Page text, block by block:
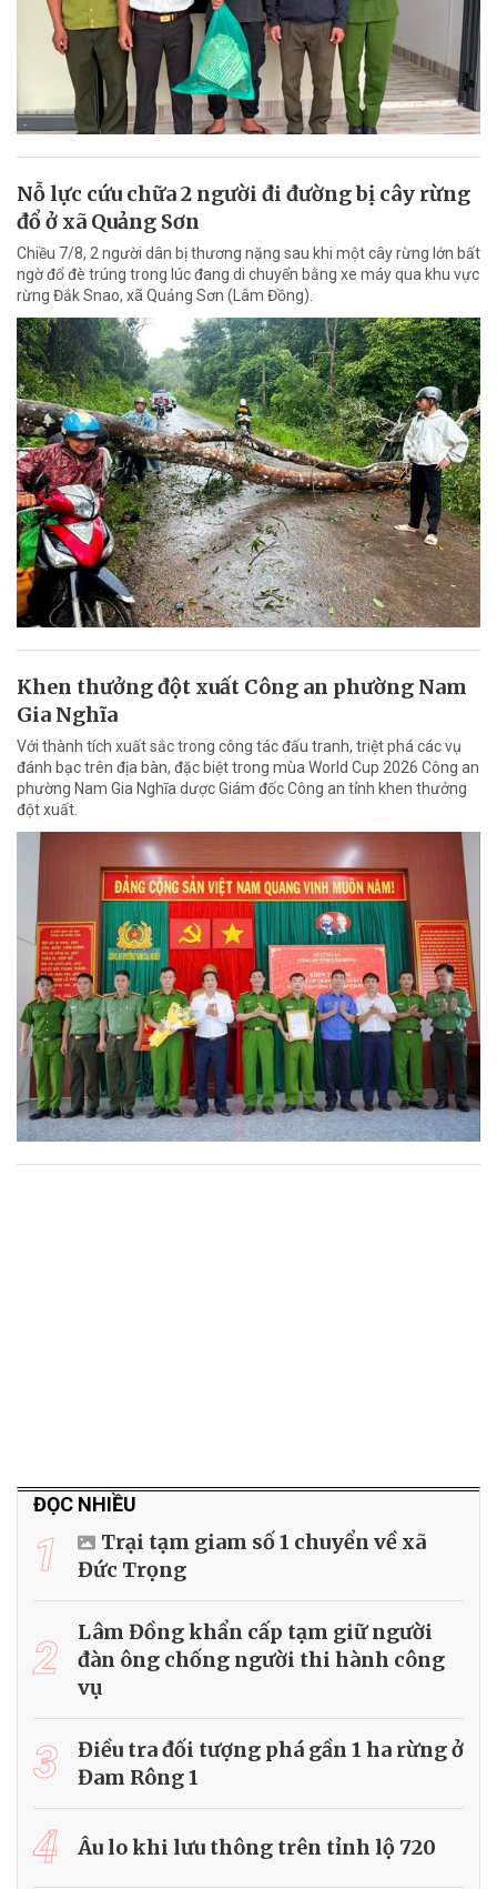
Nỗ lực cứu chữa 2 người đi đường bị cây rừng
đổ ở xã Quảng Sơn
Chiều 7/8, 2 người dân bị thương nặng sau khi một cây rừng lớn bất
ngờ đổ đè trúng trong lúc đang di chuyển bằng xe máy qua khu vực
rừng Đắk Snao, xã Quảng Sơn (Lâm Đồng).
Khen thưởng đột xuất Công an phường Nam
Gia Nghĩa
Với thành tích xuất sắc trong công tác đấu tranh, triệt phá các vụ
đánh bạc trên địa bàn, đặc biệt trong mùa World Cup 2026 Công an
phường Nam Gia Nghĩa dược Giám đốc Công an tỉnh khen thưởng
đột xuất.
ĐỌC NHIỀU
1
Trại tạm giam số 1 chuyển về xã
Đức Trọng
2
Lâm Đồng khẩn cấp tạm giữ người
đàn ông chống người thi hành công
vụ
3
Điều tra đối tượng phá gần 1 ha rừng ở
Đam Rông 1
4 Âu lo khi lưu thông trên tỉnh lộ 720